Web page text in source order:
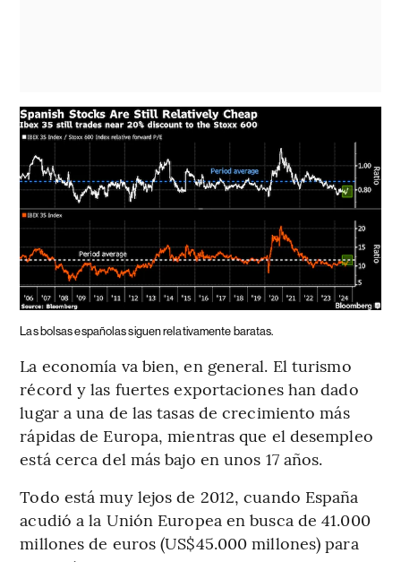
Las bolsas españolas siguen relativamente baratas.
La economía va bien, en general. El turismo
récord y las fuertes exportaciones han dado
lugar a una de las tasas de crecimiento más
rápidas de Europa, mientras que el desempleo
está cerca del más bajo en unos 17 años.
Todo está muy lejos de 2012, cuando España
acudió a la Unión Europea en busca de 41.000
millones de euros (US$45.000 millones) para